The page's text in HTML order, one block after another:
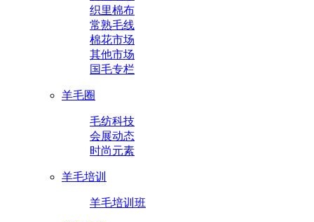
织里棉布
常熟毛线
棉花市场
其他市场
国毛专栏
羊毛圈
毛纺科技
会展动态
时尚元素
羊毛培训
羊毛培训班